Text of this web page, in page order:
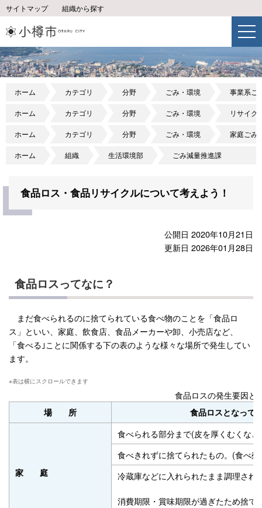
サイトマップ 組織から探す
ホーム カテゴリ 分野 ごみ・環境 事業系ご
ホーム カテゴリ 分野 ごみ・環境 リサイク
ホーム カテゴリ 分野 ごみ・環境 家庭ごみ
ホーム 組織 生活環境部 ごみ減量推進課
食品ロス・食品リサイクルについて考えよう！
公開日 2020年10月21日
更新日 2026年01月28日
食品ロスってなに？
まだ食べられるのに捨てられている食べ物のことを「食品ロ
ス」といい、家庭、飲食店、食品メーカーや卸、小売店など、
「食べる｣ことに関係する下の表のような様々な場所で発生してい
ます。
食品ロスの発生要因と
場 所 食品ロスとなって
家 庭
食べられる部分まで(皮を厚くむくな
食べきれずに捨てられたもの。(食べ残
冷蔵庫などに入れられたまま調理され
消費期限・賞味期限が過ぎたため捨て